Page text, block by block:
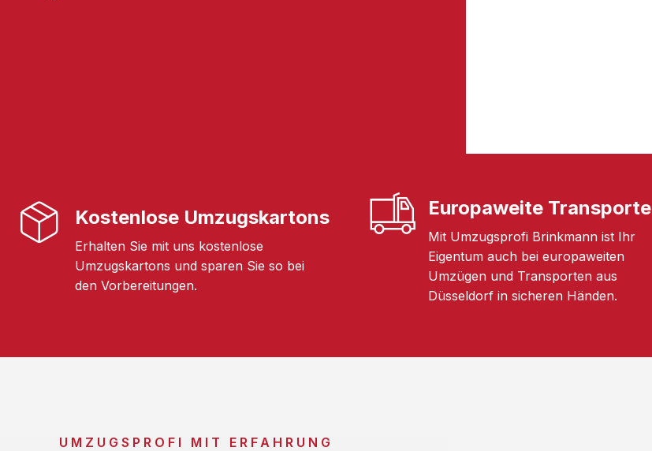
Kostenlose Umzugskartons
Erhalten Sie mit uns kostenlose
Umzugskartons und sparen Sie so bei
den Vorbereitungen.
Europaweite Transporte
Mit Umzugsprofi Brinkmann ist Ihr
Eigentum auch bei europaweiten
Umzügen und Transporten aus
Düsseldorf in sicheren Händen.
UMZUGSPROFI MIT ERFAHRUNG